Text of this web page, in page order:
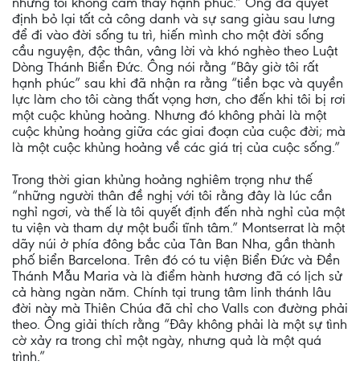
định bỏ lại tất cả công danh và sự sang giàu sau lưng
để đi vào đời sống tu trì, hiến mình cho một đời sống
cầu nguyện, độc thân, vâng lời và khó nghèo theo Luật
Dòng Thánh Biển Đức. Ông nói rằng “Bây giờ tôi rất
hạnh phúc” sau khi đã nhận ra rằng “tiền bạc và quyền
lực làm cho tôi càng thất vọng hơn, cho đến khi tôi bị rơi
một cuộc khủng hoảng. Nhưng đó không phải là một
cuộc khủng hoảng giữa các giai đoạn của cuộc đời; mà
là một cuộc khủng hoảng về các giá trị của cuộc sống.”
Trong thời gian khủng hoảng nghiêm trọng như thế
“những người thân đề nghị với tôi rằng đây là lúc cần
nghỉ ngơi, và thế là tôi quyết định đến nhà nghỉ của một
tu viện và tham dự một buổi tĩnh tâm.” Montserrat là một
dãy núi ở phía đông bắc của Tân Ban Nha, gần thành
phố biển Barcelona. Trên đó có tu viện Biển Đức và Đền
Thánh Mẫu Maria và là điểm hành hương đã có lịch sử
cả hàng ngàn năm. Chính tại trung tâm linh thánh lâu
đời này mà Thiên Chúa đã chỉ cho Valls con đường phải
theo. Ông giải thích rằng “Đây không phải là một sự tình
cờ xảy ra trong chỉ một ngày, nhưng quả là một quá
trình.”